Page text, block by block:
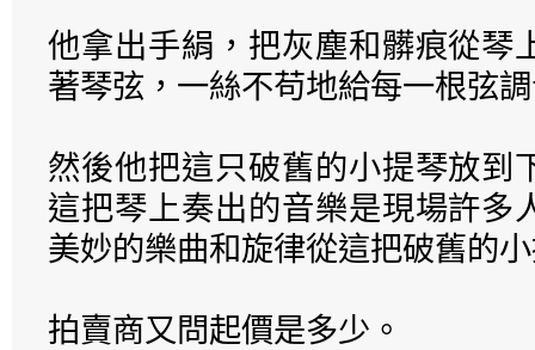
他拿出手絹，把灰塵和髒痕從琴
著琴弦，一絲不苟地給每一根弦
然後他把這只破舊的小提琴放到
這把琴上奏出的音樂是現場許多
美妙的樂曲和旋律從這把破舊的
拍賣商又問起價是多少。